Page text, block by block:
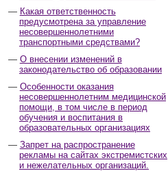
Какая ответственность
предусмотрена за управление
несовершеннолетними
транспортными средствами?
О внесении изменений в
законодательство об образовании
Особенности оказания
несовершеннолетним медицинской
помощи, в том числе в период
обучения и воспитания в
образовательных организациях
Запрет на распространение
рекламы на сайтах экстремистских
и нежелательных организаций.